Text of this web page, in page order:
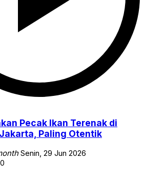
Pecak Ikan Terenak di
Paling Otentik
Senin, 29 Jun 2026